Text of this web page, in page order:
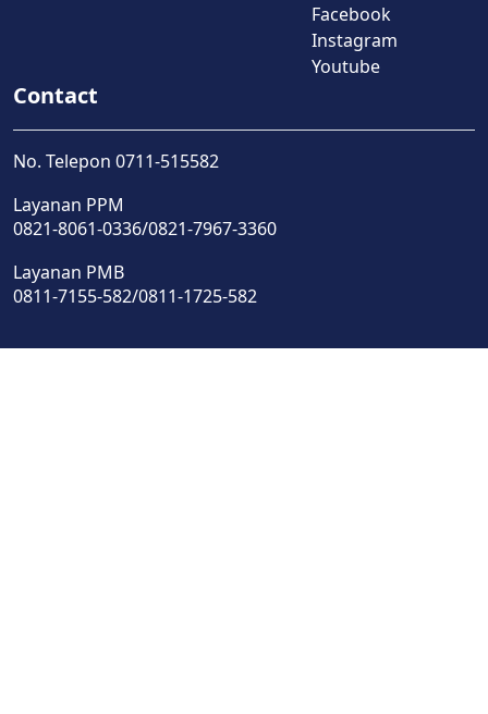
Facebook
Instagram
Youtube
Contact
No. Telepon 0711-515582
Layanan PPM
0821-8061-0336/0821-7967-3360
Layanan PMB
0811-7155-582/0811-1725-582